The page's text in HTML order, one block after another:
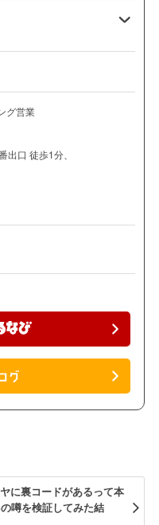
グ営業
出口 徒歩1分、
に裏コードがあるって本
噂を検証してみた結